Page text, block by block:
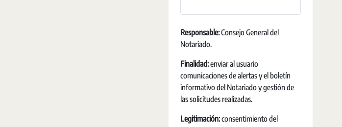
Responsable:Consejo General del
Notariado.
Finalidad:enviar al usuario
comunicaciones de alertas y el boletín
informativo del Notariado y gestión de
las solicitudes realizadas.
Legitimación:consentimiento del